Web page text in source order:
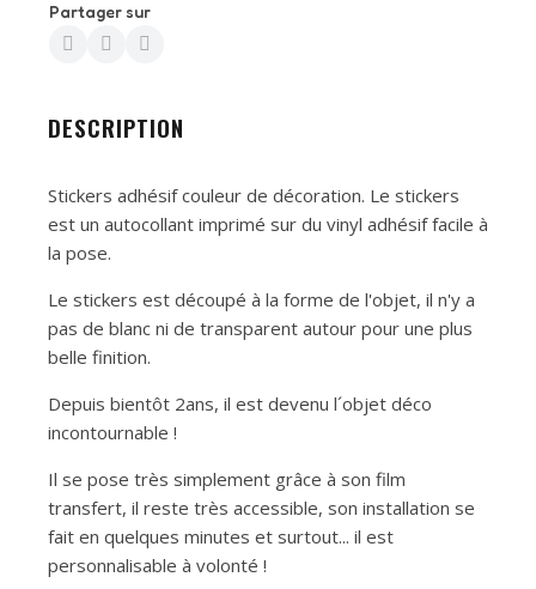
Partager sur
DESCRIPTION
Stickers adhésif couleur de décoration. Le stickers
est un autocollant imprimé sur du vinyl adhésif facile à
la pose.
Le stickers est découpé à la forme de l'objet, il n'y a
pas de blanc ni de transparent autour pour une plus
belle finition.
Depuis bientôt 2ans, il est devenu l´objet déco
incontournable !
Il se pose très simplement grâce à son film
transfert, il reste très accessible, son installation se
fait en quelques minutes et surtout... il est
personnalisable à volonté !